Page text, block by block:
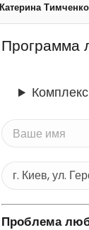
Катерина Тимченко
Программа
Проблема